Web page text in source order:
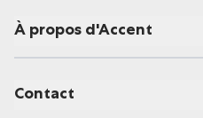
À propos d'Accent
Contact